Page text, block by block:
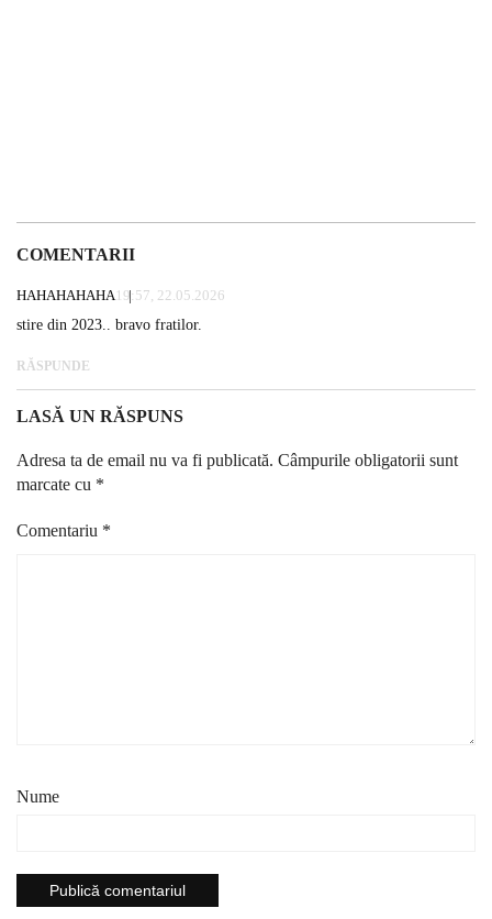
COMENTARII
HAHAHAHAHA 19:57, 22.05.2026
stire din 2023.. bravo fratilor.
RĂSPUNDE
LASĂ UN RĂSPUNS
Adresa ta de email nu va fi publicată. Câmpurile obligatorii sunt
marcate cu *
Comentariu *
Nume